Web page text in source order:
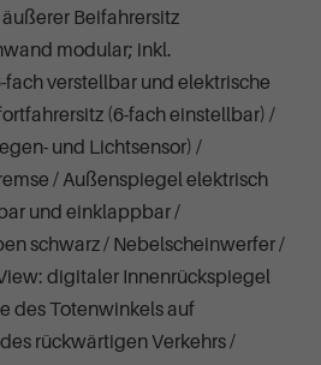
Beifahrersitz
modular; inkl.
fach verstellbar und elektrische
(6-fach einstellbar) /
und Lichtsensor) /
/ Außenspiegel elektrisch
und einklappbar /
schwarz / Nebelscheinwerfer /
digitaler Innenrückspiegel
des Totenwinkels auf
rückwärtigen Verkehrs /